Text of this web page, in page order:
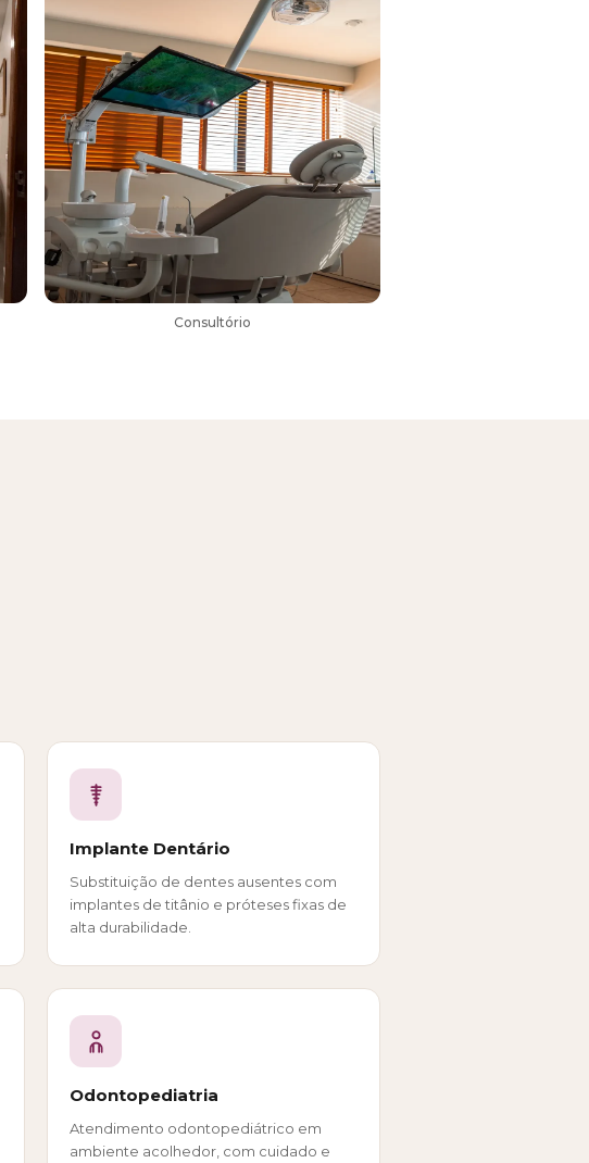
Consultório
Implante Dentário
Substituição de dentes ausentes com
implantes de titânio e próteses fixas de
alta durabilidade.
Odontopediatria
Atendimento odontopediátrico em
ambiente acolhedor, com cuidado e